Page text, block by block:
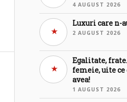
4 AUGUST 2026
Luxuri care n-
2 AUGUST 2026
Egalitate,
femeie, uite
avea!
1 AUGUST 2026